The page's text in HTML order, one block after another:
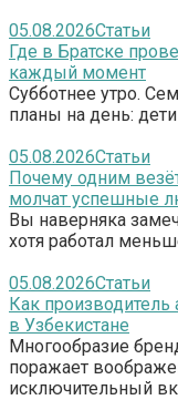
05.08.2026Статьи
Где в Братске
каждый момент
Субботнее утро.
планы на день:
05.08.2026Статьи
Почему одним
молчат успешные
Вы наверняка
хотя работал
05.08.2026Статьи
Как производитель
в Узбекистане
Многообразие
поражает
исключительный